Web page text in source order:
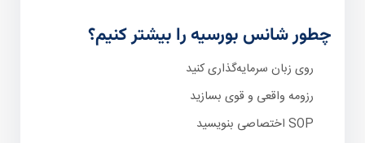
چطور شانس بورسیه را بیشتر کنیم؟
روی زبان سرمایه‌گذاری کنید
رزومه واقعی و قوی بسازید
SOP اختصاصی بنویسید